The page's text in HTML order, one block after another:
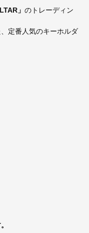
」 のトレーディン
定番人気のキーホルダ